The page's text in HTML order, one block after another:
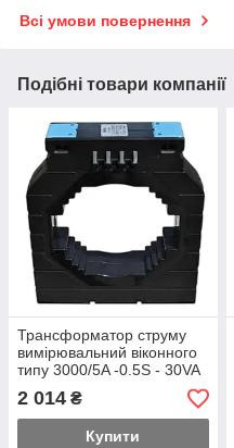
Всі умови повернення
Подібні товари компанії
Трансформатор струму
вимірювальний віконного
типу 3000/5A -0.5S - 30VA
- 100мм
2 014 ₴
Купити